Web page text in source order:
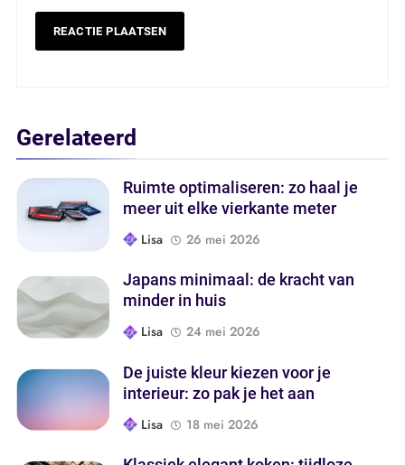
Gerelateerd
Ruimte optimaliseren: zo haal je
meer uit elke vierkante meter
Lisa
26 mei 2026
Japans minimaal: de kracht van
minder in huis
Lisa
24 mei 2026
De juiste kleur kiezen voor je
interieur: zo pak je het aan
Lisa
18 mei 2026